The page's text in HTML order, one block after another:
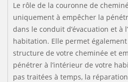
Le rôle de la couronne de
uniquement à empêcher la
dans le conduit d’évacuation et à
habitation. Elle permet
structure de votre cheminée et
pénétrer à l’intérieur de votre
pas traitées à temps, la